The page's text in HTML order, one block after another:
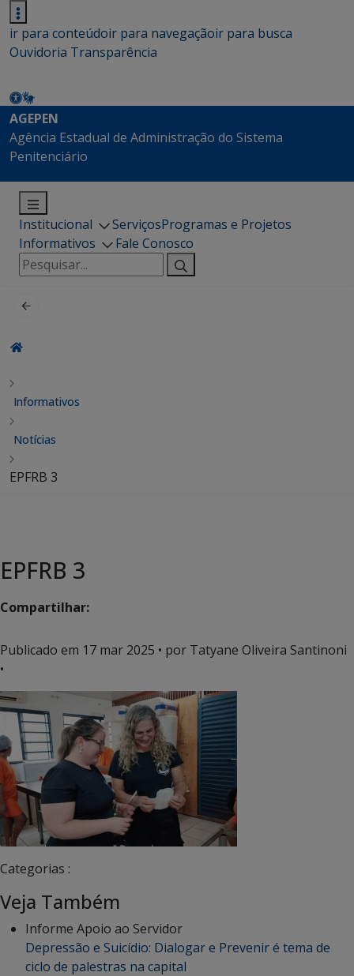
ir para conteúdoir para navegaçãoir para busca
Ouvidoria Transparência
AGEPEN
Agência Estadual de Administração do Sistema
Penitenciário
Institucional ServiçosProgramas e Projetos
Informativos
Fale Conosco
Pesquisar
por:
Informativos
Notícias
EPFRB 3
EPFRB 3
Compartilhar:
Publicado em 17 mar 2025 • por Tatyane Oliveira Santinoni
•
Categorias :
Veja Também
Informe Apoio ao Servidor
Depressão e Suicídio: Dialogar e Prevenir é tema de
ciclo de palestras na capital